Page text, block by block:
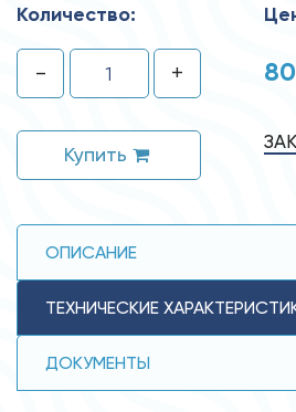
Количество:
- +
Купить
ОПИСАНИЕ
ТЕХНИЧЕСКИЕ
ДОКУМЕНТЫ